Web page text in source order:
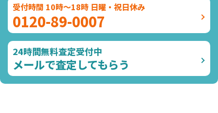
受付時間 10時～18時 日曜・祝日休み
0120-89-0007
24時間無料査定受付中
メールで査定してもらう